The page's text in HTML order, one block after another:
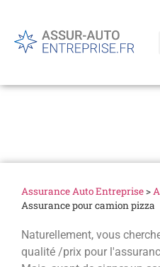
Assurance Auto Entreprise>
Assurance pour camion pizza
Naturellement, vous
qualité /prix pour